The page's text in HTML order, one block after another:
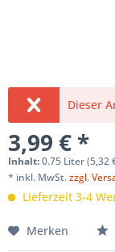
Dieser
3,99 € *
Inhalt:0.75 Liter (5,32
* inkl. MwSt.zzgl.
Lieferzeit 3-4
Merken